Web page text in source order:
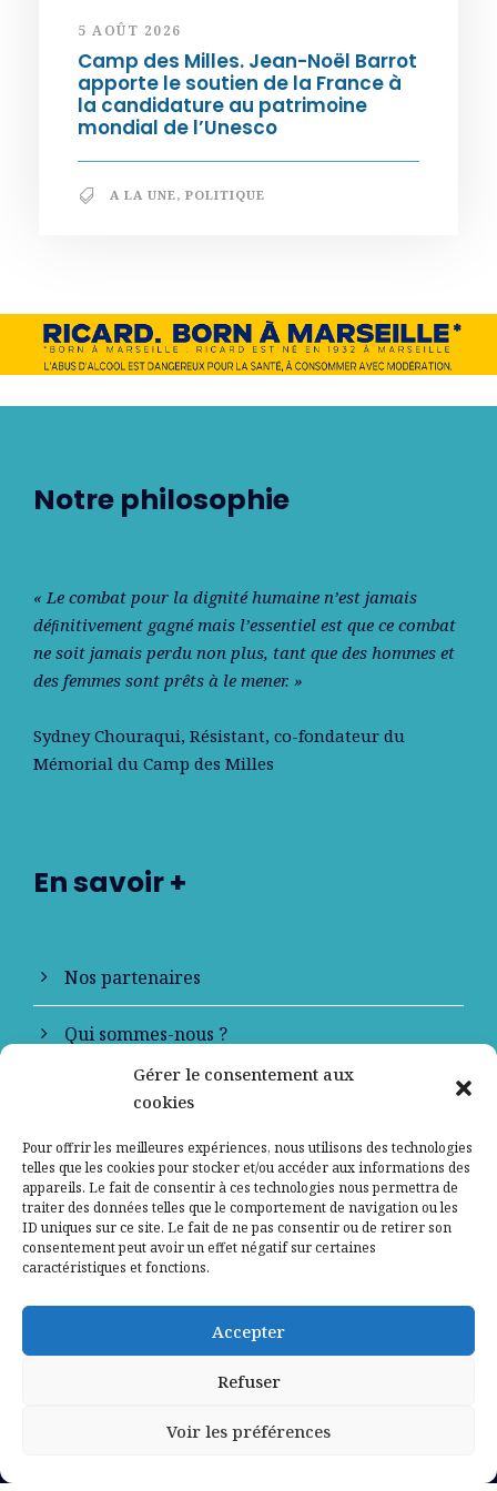
Gérer le consentement aux
cookies
Pour offrir les meilleures expériences, nous utilisons des technologies
telles que les cookies pour stocker et/ou accéder aux informations des
appareils. Le fait de consentir à ces technologies nous permettra de
traiter des données telles que le comportement de navigation ou les
ID uniques sur ce site. Le fait de ne pas consentir ou de retirer son
consentement peut avoir un effet négatif sur certaines
caractéristiques et fonctions.
Accepter
Refuser
Voir les préférences
5 AOÛT 2026
Camp des Milles. Jean-Noël Barrot
apporte le soutien de la France à
la candidature au patrimoine
mondial de l’Unesco
A LA UNE, POLITIQUE
Notre philosophie
« Le combat pour la dignité humaine n’est jamais
déﬁnitivement gagné mais l’essentiel est que ce combat
ne soit jamais perdu non plus, tant que des hommes et
des femmes sont prêts à le mener. »
Sydney Chouraqui, Résistant, co-fondateur du
Mémorial du Camp des Milles
En savoir +
Nos partenaires
Qui sommes-nous ?
Contactez-nous
Mentions légales
Politique de confidentialité